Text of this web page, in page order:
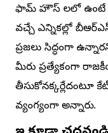
ఫామ్ హౌస్ లలో ఉంటే
వచ్చే ఎన్నికల్లో
ప్రజలు సిద్ధంగా
మీరు ప్రత్యేకంగా
తీసుకోనక్కర్లేదంటూ
వ్యంగ్యంగా అన్నారు.